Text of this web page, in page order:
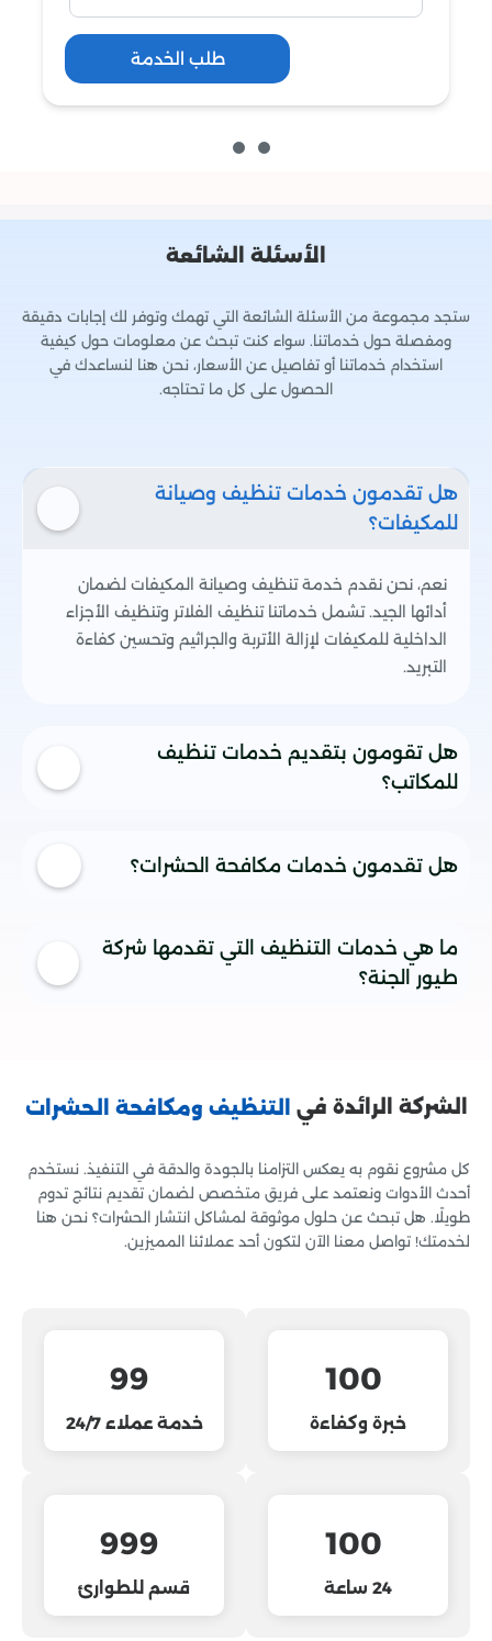
طلب الخدمة
الأسئلة الشائعة
ستجد مجموعة من الأسئلة الشائعة التي تهمك وتوفر لك إجابات دقيقة
ومفصلة حول خدماتنا. سواء كنت تبحث عن معلومات حول كيفية
استخدام خدماتنا أو تفاصيل عن الأسعار، نحن هنا لنساعدك في
الحصول على كل ما تحتاجه.
هل تقدمون خدمات تنظيف وصيانة
للمكيفات؟
نعم، نحن نقدم خدمة تنظيف وصيانة المكيفات لضمان
أدائها الجيد. تشمل خدماتنا تنظيف الفلاتر وتنظيف الأجزاء
الداخلية للمكيفات لإزالة الأتربة والجراثيم وتحسين كفاءة
التبريد.
هل تقومون بتقديم خدمات تنظيف
للمكاتب؟
بالطبع، نقدم في شركة طيور الجنة خدمات تنظيف مخصصة
للمكاتب والشركات. فريقنا المدرب سيقوم بتنظيف المكان بأعلى
هل تقدمون خدمات مكافحة الحشرات؟
نعم، نحن في شركة طيور الجنة نقدم خدمات شاملة لمكافحة
الحشرات مثل البعوض، الصراصير، النمل، والفئران. نستخدم مواد
آمنة وفعّالة لضمان القضاء على الحشرات بشكل نهائي مع
ما هي خدمات التنظيف التي تقدمها شركة
طيور الجنة؟
الشركة الرائدة في التنظيف ومكافحة الحشرات
كل مشروع نقوم به يعكس التزامنا بالجودة والدقة في التنفيذ. نستخدم
أحدث الأدوات ونعتمد على فريق متخصص لضمان تقديم نتائج تدوم
طويلًا. هل تبحث عن حلول موثوقة لمشاكل انتشار الحشرات؟ نحن هنا
لخدمتك! تواصل معنا الآن لتكون أحد عملائنا المميزين.
100
خبرة وكفاءة
99
خدمة عملاء 24/7
100
24 ساعة
999
قسم للطوارئ